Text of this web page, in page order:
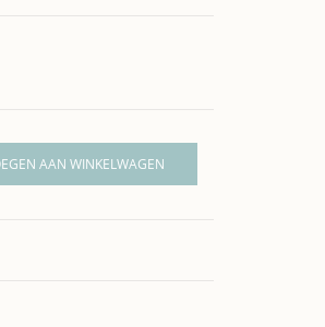
AAN WINKELWAGEN